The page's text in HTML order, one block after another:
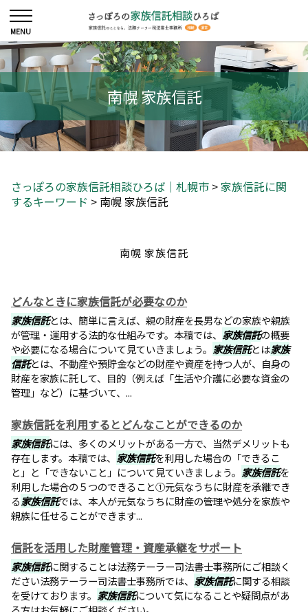
南幌 家族信託
さっぽろの家族信託相談ひろば｜札幌市 >家族信託に関
するキーワード > 南幌 家族信託
南幌 家族信託
どんなときに家族信託が必要なのか
家族信託とは、簡単に言えば、親の財産を長男などの家族や親族
が管理・運用する法的な仕組みです。本稿では、 家族信託の概要
や必要になる場合について見ていきましょう。 家族信託とは家族
信託とは、不動産や預貯金などの財産や資産を持つ人が、自身の
財産を家族に託して、目的（例えば「生活や介護に必要な資金の
管理」など）に基づいて、...
家族信託を利用するとどんなことができるのか
家族信託には、多くのメリットがある一方で、当然デメリットも
存在します。本稿では、 家族信託を利用した場合の「できるこ
と」と「できないこと」について見ていきましょう。 家族信託を
利用した場合の５つのできること①元気なうちに財産を承継でき
る家族信託では、本人が元気なうちに財産の管理や処分を家族や
親族に任せることができます...
信託を活用した財産管理・資産承継をサポート
家族信託に関することは法務テーラー司法書士事務所にご相談く
ださい法務テーラー司法書士事務所では、 家族信託に関する相談
を受けております。 家族信託について気になることや疑問点があ